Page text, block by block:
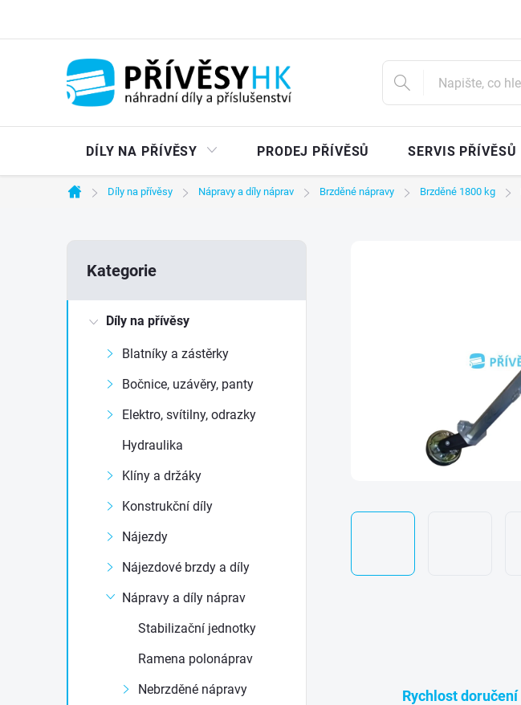
DÍLY NA PŘÍVĚSY PRODEJ PŘÍVĚSŮ SERVIS PŘÍVĚSŮ
Domů
Díly na přívěsy Nápravy a díly náprav Brzděné nápravy Brzděné 1800 kg
o
kategorie
Kategorie
Díly na přívěsy
Blatníky a zástěrky
Bočnice, uzávěry, panty
Elektro, svítilny, odrazky
Hydraulika
Klíny a držáky
Konstrukční díly
Nájezdy
Nájezdové brzdy a díly
Nápravy a díly náprav
Stabilizační jednotky
Ramena polonáprav
Nebrzděné nápravy
Rychlost doručení